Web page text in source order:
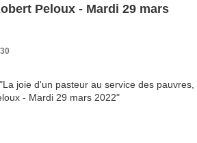
Peloux - Mardi 29 mars